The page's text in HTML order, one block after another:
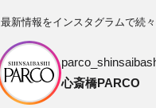
最新情報をインスタグラムで続々
心斎橋PARCO